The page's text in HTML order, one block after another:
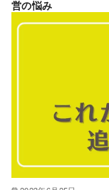
営の悩み